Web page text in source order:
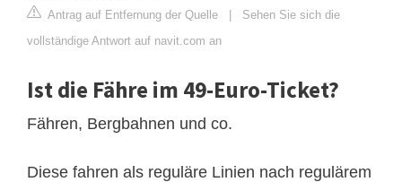
Antrag auf Entfernung der Quelle | Sehen Sie sich die
vollständige Antwort auf navit.com an
Ist die Fähre im 49-Euro-Ticket?
Fähren, Bergbahnen und co.
Diese fahren als reguläre Linien nach regulärem